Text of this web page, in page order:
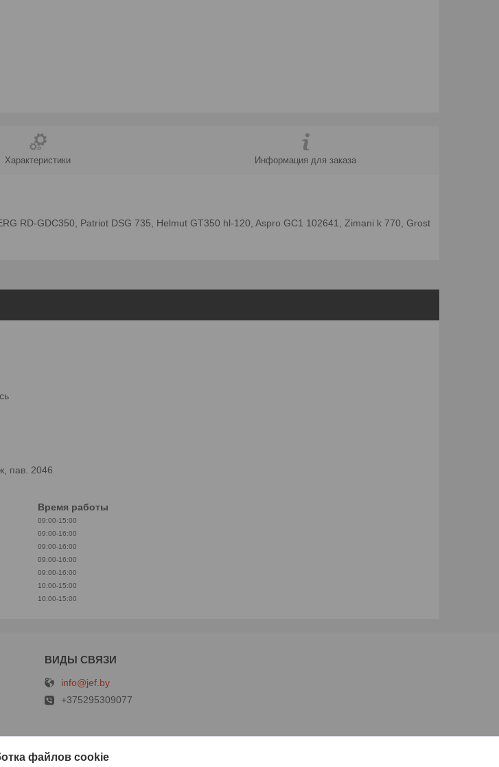
Характеристики Информация для заказа
RD-GDC350, Patriot DSG 735, Helmut GT350 hl-120, Aspro GC1 102641, Zimani k 770, Grost
пав. 2046
Время работы
09:00-15:00
09:00-16:00
09:00-16:00
09:00-16:00
09:00-16:00
10:00-15:00
10:00-15:00
info@jef.by
+375295309077
файлов cookie